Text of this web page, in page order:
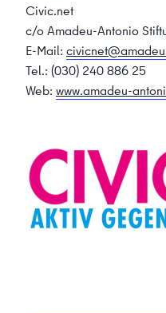
Civic.net
c/o Amadeu-Antonio
E-Mail:
Tel.: (030) 240 886 25
Web: www.amadeu-